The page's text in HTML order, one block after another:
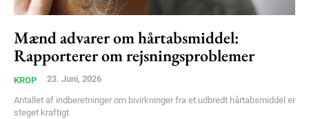
Free limited access
Gratis / forever
Mænd advarer om hårtabsmiddel:
Rapporterer om rejsningsproblemer
KROP 23. Juni, 2026
Antallet af indberetninger om bivirkninger fra et udbredt hårtabsmiddel er
steget kraftigt